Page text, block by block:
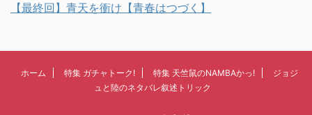
【最終回】青天を衝け【青春はつづく】
ホーム 特集 ガチャトーク! 特集 天竺鼠のNAMBAかっ!
ジョジ
ュと陸のネタバレ叙述トリック